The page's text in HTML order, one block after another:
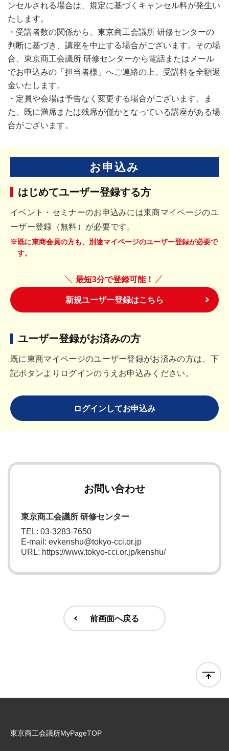
ンセルされる場合は、規定に基づくキャンセル料が発生い
たします。
・受講者数の関係から、東京商工会議所 研修センターの
判断に基づき、講座を中止する場合がございます。その場
合、東京商工会議所 研修センターから電話またはメール
でお申込みの「担当者様」へご連絡の上、受講料を全額返
金いたします。
・定員や会場は予告なく変更する場合がございます。ま
た、既に満席または残席が僅かとなっている講座がある場
合がございます。
お申込み
はじめてユーザー登録する方
イベント・セミナーのお申込みには東商マイページのユ
ーザー登録（無料）が必要です。
※既に東商会員の方も、別途マイページのユーザー登録が必要で
す。
最短3分で登録可能！
新規ユーザー登録はこちら
ユーザー登録がお済みの方
既に東商マイページのユーザー登録がお済みの方は、下
記ボタンよりログインのうえお申込みください。
ログインしてお申込み
お問い合わせ
東京商工会議所 研修センター
TEL: 03-3283-7650
E-mail: evkenshu@tokyo-cci.or.jp
URL: https://www.tokyo-cci.or.jp/kenshu/
前画面へ戻る
東京商工会議所MyPageTOP